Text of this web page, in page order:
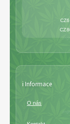
ℹ️ Informace
O nás